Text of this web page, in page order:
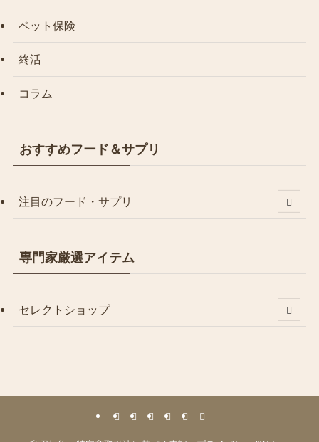
ペット保険
終活
コラム
おすすめフード＆サプリ
注目のフード・サプリ
専門家厳選アイテム
セレクトショップ